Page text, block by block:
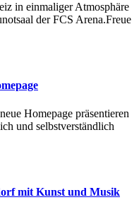
in einmaliger Atmosphäre
der FCS Arena.Freue
Homepage präsentieren
und selbstverständlich
mit Kunst und Musik